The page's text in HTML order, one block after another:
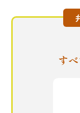
す